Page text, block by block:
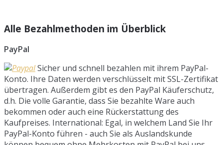
Alle Bezahlmethoden im Überblick
PayPal
Sicher und schnell bezahlen mit ihrem PayPal-
Konto. Ihre Daten werden verschlüsselt mit SSL-Zertifikat
übertragen. Außerdem gibt es den PayPal Käuferschutz,
d.h. Die volle Garantie, dass Sie bezahlte Ware auch
bekommen oder auch eine Rückerstattung des
Kaufpreises. International: Egal, in welchem Land Sie Ihr
PayPal-Konto führen - auch Sie als Auslandskunde